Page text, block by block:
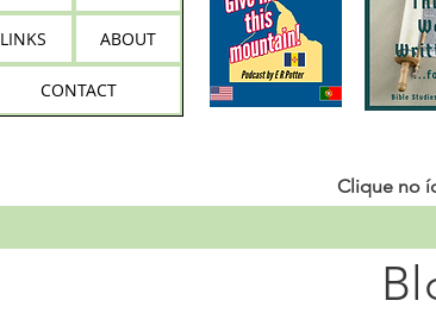
LINKS ABOUT
CONTACT
Clique no